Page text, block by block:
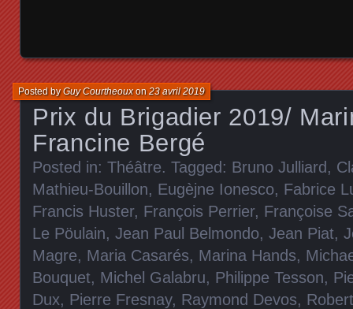
Prix du Brigadier 2019/
Francine Bergé
Posted byGuy Courtheouxon23 avril 2019
Posted in: Théâtre. Tagged: Bruno Julliard,
Mathieu-Bouillon, Eugèjne Ionesco, Fabrice
Francis Huster, François Perrier, Françoise
Le Pöulain, Jean Paul Belmondo, Jean Piat,
Magre, Maria Casarés, Marina Hands,
Bouquet, Michel Galabru, Philippe Tesson,
Dux, Pierre Fresnay, Raymond Devos,